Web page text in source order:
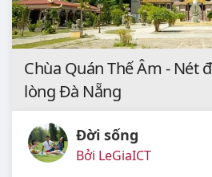
Chùa Quán Thế Âm - Nét
lòng Đà Nẵng
Đời sống
Bởi LeGiaICT